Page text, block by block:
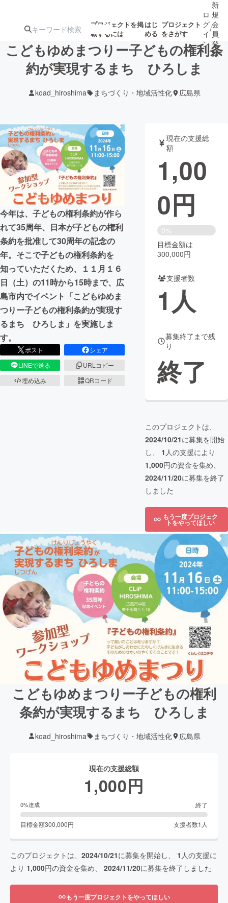
プロジェクトを掲
載するには
はじ
める
プロジェクト
をさがす
ターン
ジェクト
募集終了が近いプ
ロジェクト
もうすぐ公開
されます
アート・写真 音楽
テクノロジー・ガジェット ゲーム・サ
映像・映画 書籍・雑誌
ビジネス・起業 チャレンジ
まちづくり・地域活性化
CAMPFIRE for Social Good CAMPFIRE Creation
CAMPFIREふるさと納税machi-ya コミュニティ
ロ
グ
イ
ン
/
新
規
会
員
登
録
こどもゆめまつりー子どもの権利条
約が実現するまち ひろしま
koad_hiroshima まちづくり・地域活性化 広島県
今年は、子どもの権利条約が作ら
れて35周年、日本が子どもの権利
条約を批准して30周年の記念の
年。そこで子どもの権利条約を
知っていただくため、１１月１６
日（土）の11時から15時まで、広
島市内でイベント「こどもゆめま
つりー子どもの権利条約が実現す
るまち ひろしま」を実施しま
す。
ポスト
シェア
LINEで送る
URLコピー
埋め込み
QRコード
現在の支援総
額
1,00
0円
0%
目標金額は
300,000円
支援者数
1人
募集終了まで残
り
終了
このプロジェクトは、
2024/10/21に募集を開始
し、 1 人の支援により
1,000円の資金を集め、
2024/11/20に募集を終了
しました
もう一度プロジェク
トをやってほしい
こどもゆめまつりー子どもの権利
条約が実現するまち ひろしま
koad_hiroshima まちづくり・地域活性化 広島県
現在の支援総額
1,000円
0%達成 終了
目標金額300,000円 支援者数1 人
このプロジェクトは、 2024/10/21に募集を開始し、 1 人の支援に
より 1,000円の資金を集め、 2024/11/20に募集を終了しました
もう一度プロジェクトをやってほしい